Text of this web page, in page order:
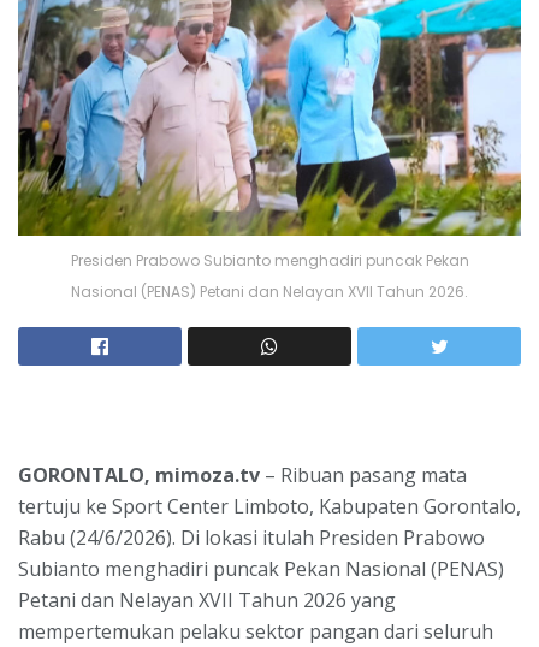
Presiden Prabowo Subianto menghadiri puncak Pekan
Nasional (PENAS) Petani dan Nelayan XVII Tahun 2026.
GORONTALO, mimoza.tv – Ribuan pasang mata
tertuju ke Sport Center Limboto, Kabupaten Gorontalo,
Rabu (24/6/2026). Di lokasi itulah Presiden Prabowo
Subianto menghadiri puncak Pekan Nasional (PENAS)
Petani dan Nelayan XVII Tahun 2026 yang
mempertemukan pelaku sektor pangan dari seluruh